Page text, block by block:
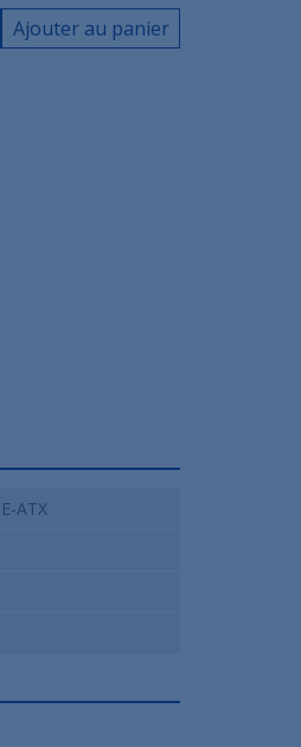
Ajouter au panier
ATX